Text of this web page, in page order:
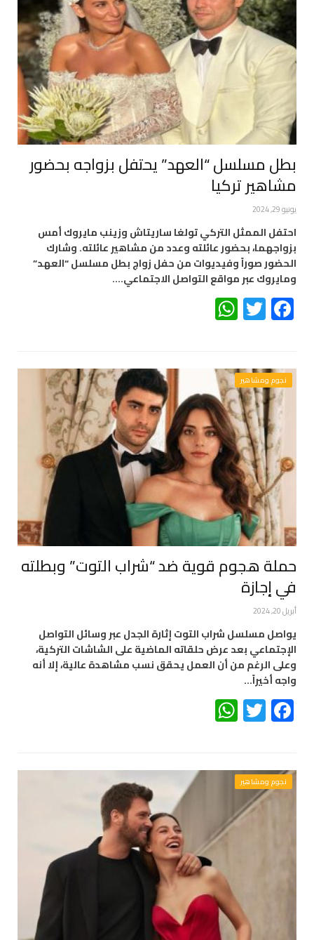
بطل مسلسل “العهد” يحتفل بزواجه بحضور
مشاهير تركيا
يونيو 29, 2024
احتفل الممثل التركي تولغا ساريتاش وزينب مايروك أمس
بزواجهما، بحضور عائلته وعدد من مشاهير عائلته. وشارك
الحضور صوراً وفيديوات من حفل زواج بطل مسلسل “العهد”
ومايروك عبر مواقع التواصل الاجتماعي.…
Facebook
Twitter
نجوم ومشاهير
حملة هجوم قوية ضد “شراب التوت” وبطلته
في إجازة
أبريل 20, 2024
يواصل مسلسل شراب التوت إثارة الجدل عبر وسائل التواصل
الإجتماعي بعد عرض حلقاته الماضية على الشاشات التركية،
وعلى الرغم من أن العمل يحقق نسب مشاهدة عالية، إلا أنه
واجه أخيراً…
Facebook
Twitter
نجوم ومشاهير